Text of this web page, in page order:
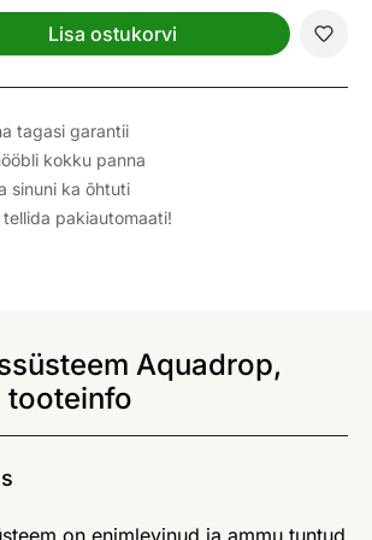
Lisa ostukorvi
tagasi garantii
kokku panna
sinuni ka õhtuti
pakiautomaati!
Aquadrop,
tooteinfo
on enimlevinud ja ammu tuntud